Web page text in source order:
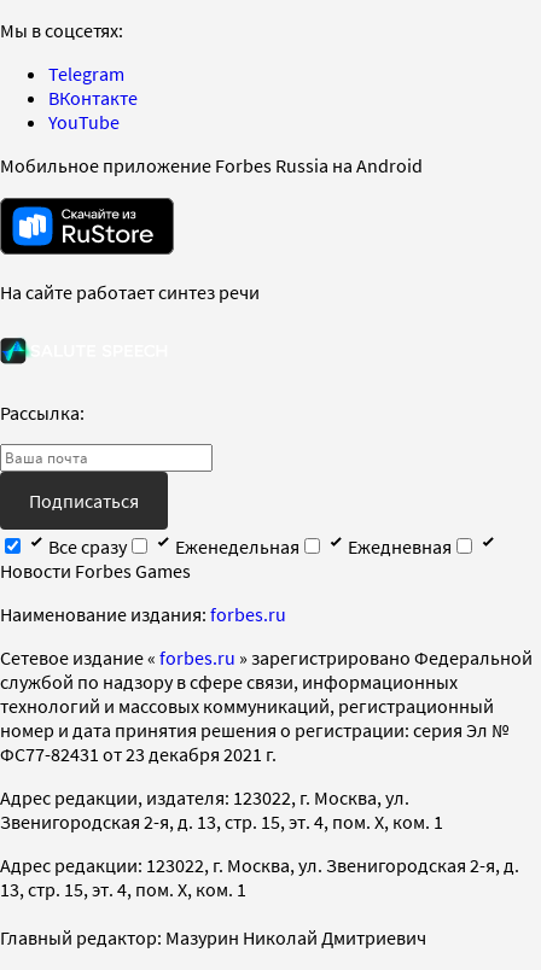
Мы в соцсетях:
Telegram
ВКонтакте
YouTube
Мобильное приложение Forbes Russia на Android
На сайте работает синтез речи
Рассылка:
Подписаться
Все сразу
Еженедельная
Ежедневная
Новости Forbes Games
Наименование издания: forbes.ru
Cетевое издание « forbes.ru » зарегистрировано Федеральной
службой по надзору в сфере связи, информационных
технологий и массовых коммуникаций, регистрационный
номер и дата принятия решения о регистрации: серия Эл №
ФС77-82431 от 23 декабря 2021 г.
Адрес редакции, издателя: 123022, г. Москва, ул.
Звенигородская 2-я, д. 13, стр. 15, эт. 4, пом. X, ком. 1
Адрес редакции: 123022, г. Москва, ул. Звенигородская 2-я, д.
13, стр. 15, эт. 4, пом. X, ком. 1
Главный редактор: Мазурин Николай Дмитриевич